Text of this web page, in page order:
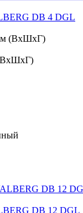
DB 4 DGL
(ВхШхГ)
DB 12 DGL